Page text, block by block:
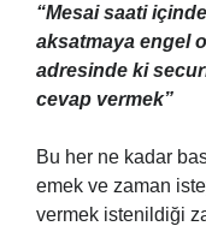
“Mesai saati
aksatmaya engel
adresinde ki
cevap vermek”
Bu her ne kadar
emek ve zaman
vermek istenildiği